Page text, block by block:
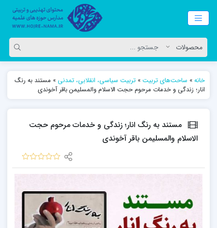
خانه» ساحت‌های تربیت» تربیت سیاسی، انقلابی، تمدنی » مستند به رنگ
انار؛ زندگی و خدمات مرحوم حجت الاسلام والمسلیمن باقر آخوندی
مستند به رنگ انار؛ زندگی و خدمات مرحوم حجت
الاسلام والمسلیمن باقر آخوندی